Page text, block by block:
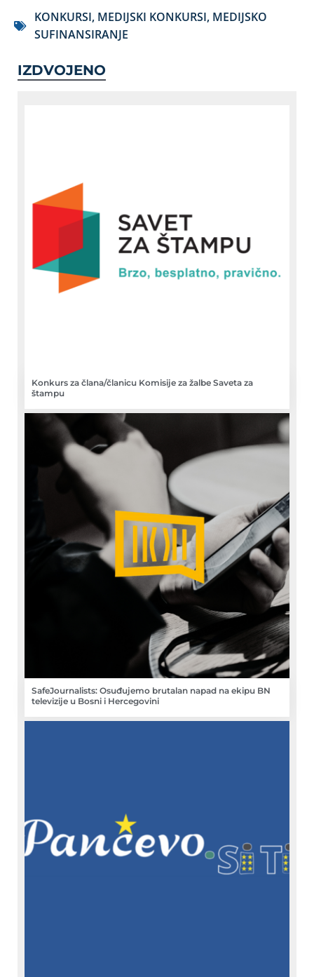
KONKURSI, MEDIJSKI KONKURSI, MEDIJSKO
SUFINANSIRANJE
IZDVOJENO
Konkurs za člana/članicu Komisije za žalbe Saveta za
štampu
SafeJournalists: Osuđujemo brutalan napad na ekipu BN
televizije u Bosni i Hercegovini